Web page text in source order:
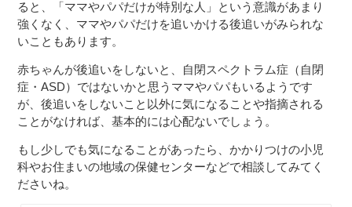
ると、「ママやパパだけが特別な人」という意識があまり
強くなく、ママやパパだけを追いかける後追いがみられな
いこともあります。
赤ちゃんが後追いをしないと、自閉スペクトラム症（自閉
症・ASD）ではないかと思うママやパパもいるようです
が、後追いをしないこと以外に気になることや指摘される
ことがなければ、基本的には心配ないでしょう。
もし少しでも気になることがあったら、かかりつけの小児
科やお住まいの地域の保健センターなどで相談してみてく
ださいね。